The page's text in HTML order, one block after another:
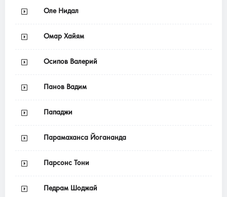
Оле Нидал
Омар Хайям
Осипов Валерий
Панов Вадим
Пападжи
Парамаханса Йогананда
Парсонс Тони
Педрам Шоджай